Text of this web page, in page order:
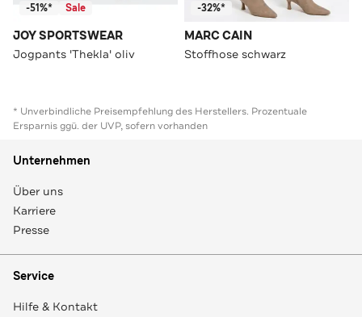
-51%* Sale
JOY SPORTSWEAR
Jogpants 'Thekla' oliv
-32%*
MARC CAIN
Stoffhose schwarz
* Unverbindliche Preisempfehlung des Herstellers. Prozentuale
Ersparnis ggü. der UVP, sofern vorhanden
Unternehmen
Über uns
Karriere
Presse
Service
Hilfe & Kontakt